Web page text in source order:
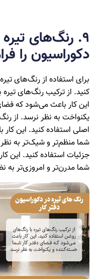
۹. رنگ‌های
دکوراسیون را
برای استفاده از رنگ‌های
کنید. از ترکیب رنگ‌های
این کار باعث می‌شود که
یکنواخت به نظر نرسد. از
اصلی استفاده کنید. این
شما منظم‌تر و شیک‌تر به
جزئیات استفاده کنید. این
شما مدرن‌تر و امروزی‌تر به